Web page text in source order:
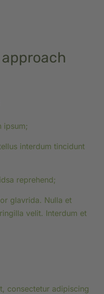
ipsum;
interdum tincidunt
reprehend;
glavrida. Nulla et
velit. Interdum et
consectetur adipiscing